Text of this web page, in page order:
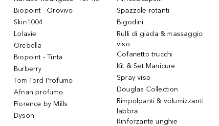
Biopoint - Orovivo
Skin1004
Lolavie
Orebella
Biopoint - Tinta
Burberry
Tom Ford Profumo
Afnan profumo
Florence by Mills
Dyson
Spazzole rotanti
Bigodini
Rulli di giada & massaggio
viso
Cofanetto trucchi
Kit & Set Manicure
Spray viso
Douglas Collection
Rimpolpanti & volumizzanti
labbra
Rinforzante unghie